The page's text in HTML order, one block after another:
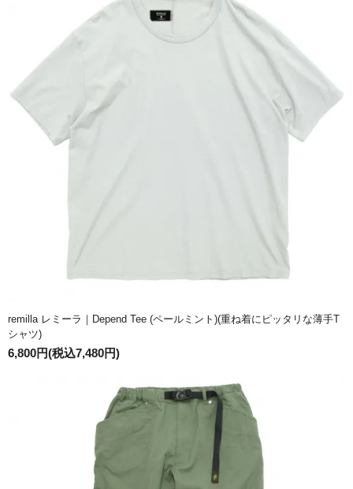
remilla レミーラ｜Depend Tee (ペールミント)(重ね着にピッタリな薄手T
シャツ)
6,800円(税込7,480円)